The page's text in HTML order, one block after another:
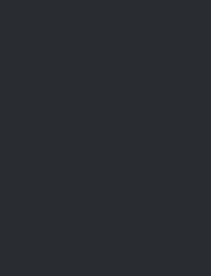
passate come quelle per
costruire eventuali dialoghi
Il giocatore, dal
l’esempio di chi ha
di prospettiva, con la
costruire una difesa
movimenti extra campo